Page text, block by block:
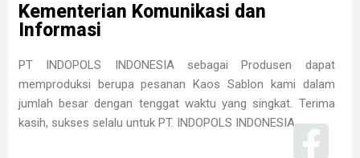
Kementerian Komunikasi dan
Informasi
PT INDOPOLS INDONESIA sebagai Produsen dapat
memproduksi berupa pesanan Kaos Sablon kami dalam
jumlah besar dengan tenggat waktu yang singkat. Terima
kasih, sukses selalu untuk PT. INDOPOLS INDONESIA